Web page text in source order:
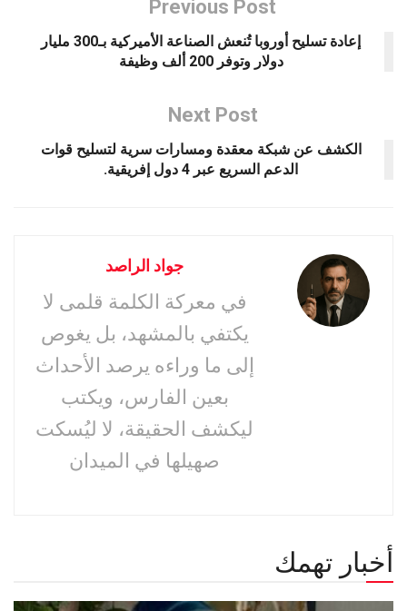
Previous Post
إعادة تسليح أوروبا تُنعش الصناعة الأميركية بـ300 مليار
دولار وتوفر 200 ألف وظيفة
Next Post
الكشف عن شبكة معقدة ومسارات سرية لتسليح قوات
الدعم السريع عبر 4 دول إفريقية.
جواد الراصد
في معركة الكلمة قلمى لا
يكتفي بالمشهد، بل يغوص
إلى ما وراءه يرصد الأحداث
بعين الفارس، ويكتب
ليكشف الحقيقة، لا ليُسكت
صهيلها في الميدان
أخبار تهمك